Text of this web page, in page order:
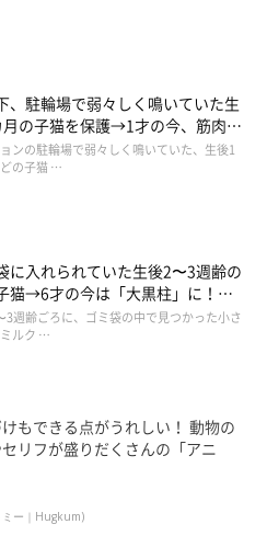
さんからは、たくさんのコメン
美味しいパン作ってくださ
もはや職人ですね！」
てみたいなぁ〜♡」
なれるよ(・∀・)」
、駐輪場で弱々しく鳴いていた生
の子猫を保護→1才の今、筋肉質
デレなコに成長
ンの駐輪場で弱々しく鳴いていた、生後1
の子猫 …
に入れられていた生後2〜3週齢の
猫→6才の今は「大黒柱」に！
黒猫に成長した姿にグッとくる
3週齢ごろに、ゴミ袋の中で見つかった小さ
ルク …
もできる点がうれしい！ 動物の
リフが盛りだくさんの「アニ
ミー｜Hugkum)